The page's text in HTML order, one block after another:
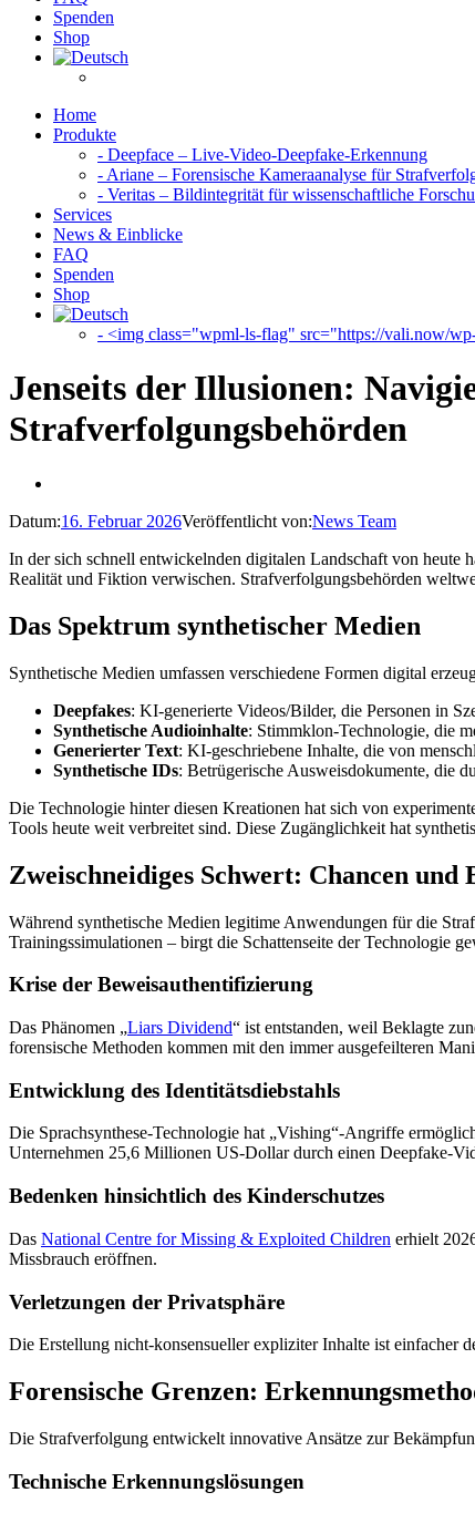
Spenden
Shop
Home
Produkte
- Deepface – Live-Video-Deepfake-Erkennung
- Ariane – Forensische Kameraanalyse für
- Veritas – Bildintegrität für wissenschaftliche
Services
News & Einblicke
FAQ
Spenden
Shop
- <img class="wpml-ls-flag" src="https://vali.now/
Jenseits der Illusionen:
Strafverfolgungsbehörden
Datum:16. Februar 2026Veröffentlicht von:News Team
In der sich schnell entwickelnden digitalen Landschaft von heute
Realität und Fiktion verwischen. Strafverfolgungsbehörden
Das Spektrum synthetischer Medien
Synthetische Medien umfassen verschiedene Formen digital
Deepfakes: KI-generierte Videos/Bilder, die Personen in
Synthetische Audioinhalte: Stimmklon-Technologie, die
Generierter Text: KI-geschriebene Inhalte, die von
Synthetische IDs: Betrügerische Ausweisdokumente, die
Die Technologie hinter diesen Kreationen hat sich von
Tools heute weit verbreitet sind. Diese Zugänglichkeit hat
Zweischneidiges Schwert: Chancen und
Während synthetische Medien legitime Anwendungen für die
Trainingssimulationen – birgt die Schattenseite der Technologie
Krise der Beweisauthentifizierung
Das Phänomen „Liars Dividend“ ist entstanden, weil Beklagte
forensische Methoden kommen mit den immer ausgefeilteren
Entwicklung des Identitätsdiebstahls
Die Sprachsynthese-Technologie hat „Vishing“-Angriffe
Unternehmen 25,6 Millionen US-Dollar durch einen Deepfake-
Bedenken hinsichtlich des Kinderschutzes
Das National Centre for Missing & Exploited Children erhielt
Missbrauch eröffnen.
Verletzungen der Privatsphäre
Die Erstellung nicht-konsensueller expliziter Inhalte ist einfacher
Forensische Grenzen:
Die Strafverfolgung entwickelt innovative Ansätze zur
Technische Erkennungslösungen